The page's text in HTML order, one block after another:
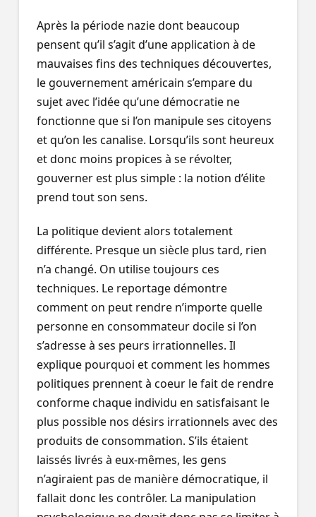
Après la période nazie dont beaucoup
pensent qu’il s’agit d’une application à de
mauvaises fins des techniques découvertes,
le gouvernement américain s’empare du
sujet avec l’idée qu’une démocratie ne
fonctionne que si l’on manipule ses citoyens
et qu’on les canalise. Lorsqu’ils sont heureux
et donc moins propices à se révolter,
gouverner est plus simple : la notion d’élite
prend tout son sens.
La politique devient alors totalement
différente. Presque un siècle plus tard, rien
n’a changé. On utilise toujours ces
techniques. Le reportage démontre
comment on peut rendre n’importe quelle
personne en consommateur docile si l’on
s’adresse à ses peurs irrationnelles. Il
explique pourquoi et comment les hommes
politiques prennent à coeur le fait de rendre
conforme chaque individu en satisfaisant le
plus possible nos désirs irrationnels avec des
produits de consommation. S’ils étaient
laissés livrés à eux-mêmes, les gens
n’agiraient pas de manière démocratique, il
fallait donc les contrôler. La manipulation